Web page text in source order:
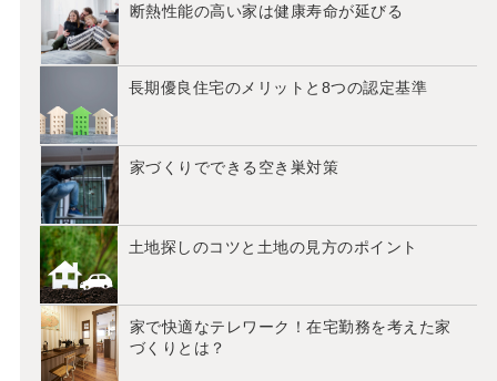
断熱性能の高い家は健康寿命が延びる
長期優良住宅のメリットと8つの認定基準
家づくりでできる空き巣対策
土地探しのコツと土地の見方のポイント
家で快適なテレワーク！在宅勤務を考えた家
づくりとは？